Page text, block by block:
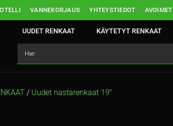
VANNEKORJAUS YHTEYSTIEDOT
UUDET RENKAAT KÄYTETYT RENKAAT
/ Uudet nastarenkaat 19″